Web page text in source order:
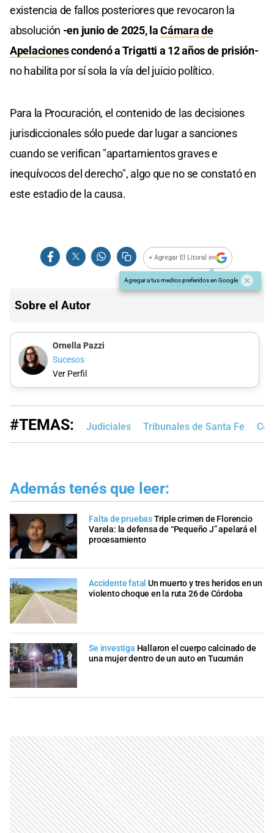
existencia de fallos posteriores que revocaron la
absolución -en junio de 2025, laCámara de
Apelacionescondenó a Trigatti a 12 años de prisión-
no habilita por sí sola la vía del juicio político.
Para la Procuración, el contenido de las decisiones
jurisdiccionales sólo puede dar lugar a sanciones
cuando se verifican "apartamientos graves e
inequívocos del derecho", algo que no se constató en
este estadio de la causa.
+ Agregar El Litoral en
Agregar a tus medios preferidos en Google
Sobre el Autor
Ornella Pazzi
Sucesos
Ver Perfil
#TEMAS: Judiciales Tribunales de Santa Fe
Además tenés que leer:
Falta de pruebasTriple crimen de Florencio
Varela: la defensa de “Pequeño J” apelará el
procesamiento
Accidente fatal Un muerto y tres heridos en un
violento choque en la ruta 26 de Córdoba
Se investiga Hallaron el cuerpo calcinado de
una mujer dentro de un auto en Tucumán